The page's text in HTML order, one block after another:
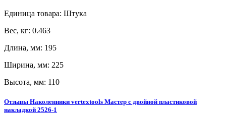
Единица товара: Штука
Вес, кг: 0.463
Длина, мм: 195
Ширина, мм: 225
Высота, мм: 110
Отзывы Наколенники vertextools Мастер с двойной пластиковой
накладкой 2526-1